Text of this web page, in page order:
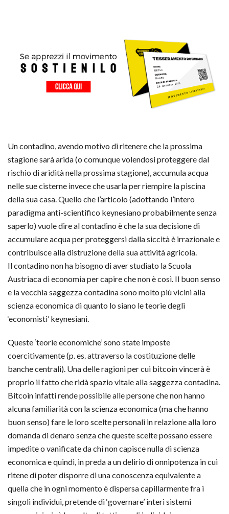
Un contadino, avendo motivo di ritenere che la prossima
stagione sarà arida (o comunque volendosi proteggere dal
rischio di aridità nella prossima stagione), accumula acqua
nelle sue cisterne invece che usarla per riempire la piscina
della sua casa. Quello che l’articolo (adottando l’intero
paradigma anti-scientifico keynesiano probabilmente senza
saperlo) vuole dire al contadino è che la sua decisione di
accumulare acqua per proteggersi dalla siccità è irrazionale e
contribuisce alla distruzione della sua attività agricola.
Il contadino non ha bisogno di aver studiato la Scuola
Austriaca di economia per capire che non è così. Il buon senso
e la vecchia saggezza contadina sono molto più vicini alla
scienza economica di quanto lo siano le teorie degli
‘economisti’ keynesiani.
Queste ‘teorie economiche’ sono state imposte
coercitivamente (p. es. attraverso la costituzione delle
banche centrali). Una delle ragioni per cui bitcoin vincerà è
proprio il fatto che ridà spazio vitale alla saggezza contadina.
Bitcoin infatti rende possibile alle persone che non hanno
alcuna familiarità con la scienza economica (ma che hanno
buon senso) fare le loro scelte personali in relazione alla loro
domanda di denaro senza che queste scelte possano essere
impedite o vanificate da chi non capisce nulla di scienza
economica e quindi, in preda a un delirio di onnipotenza in cui
ritene di poter disporre di una conoscenza equivalente a
quella che in ogni momento è dispersa capillarmente fra i
singoli individui, pretende di ‘governare’ interi sistemi